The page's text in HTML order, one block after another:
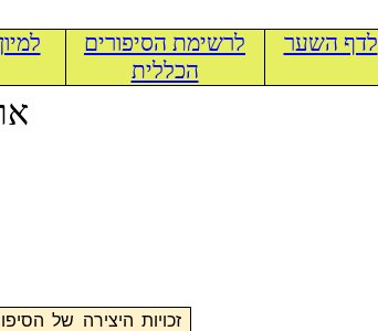
לדף השער
לרשימת הסיפורים
הכללית
זכויות היצירה של